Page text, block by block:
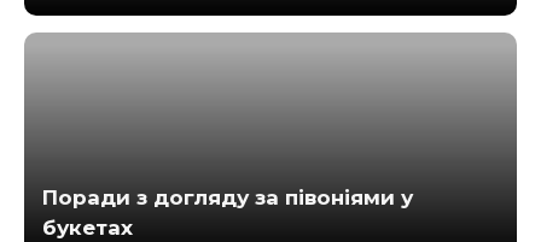
Поради з догляду за півоніями у
букетах